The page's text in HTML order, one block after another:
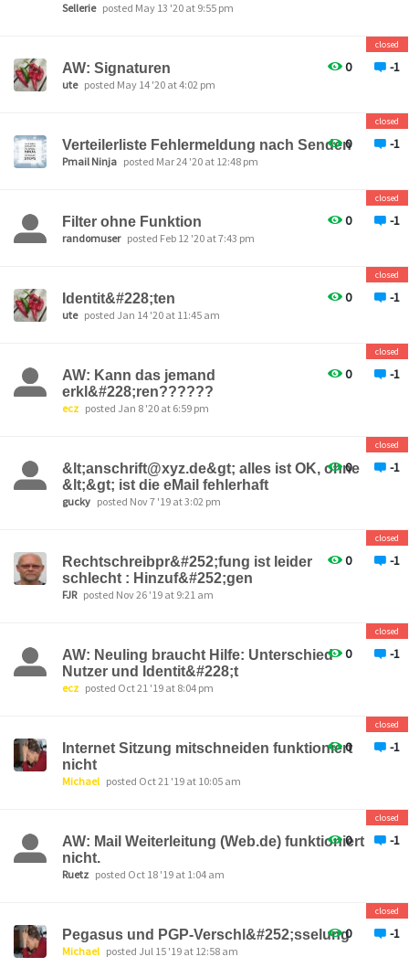
Sellerie posted May 13 '20 at 9:55 pm
0 -1
closed
AW: Signaturen
ute posted May 14 '20 at 4:02 pm
0 -1
closed
Verteilerliste Fehlermeldung nach Senden
Pmail Ninja posted Mar 24 '20 at 12:48 pm
0 -1
closed
Filter ohne Funktion
randomuser posted Feb 12 '20 at 7:43 pm
0 -1
closed
Identit&#228;ten
ute posted Jan 14 '20 at 11:45 am
0 -1
closed
AW: Kann das jemand
erkl&#228;ren??????
ecz posted Jan 8 '20 at 6:59 pm
0 -1
closed
&lt;anschrift@xyz.de&gt; alles ist OK, ohne
&lt;&gt; ist die eMail fehlerhaft
gucky posted Nov 7 '19 at 3:02 pm
0 -1
closed
Rechtschreibpr&#252;fung ist leider
schlecht : Hinzuf&#252;gen
FJR posted Nov 26 '19 at 9:21 am
0 -1
closed
AW: Neuling braucht Hilfe: Unterschied
Nutzer und Identit&#228;t
ecz posted Oct 21 '19 at 8:04 pm
0 -1
closed
Internet Sitzung mitschneiden funktioniert
nicht
Michael posted Oct 21 '19 at 10:05 am
0 -1
closed
AW: Mail Weiterleitung (Web.de) funktioniert
nicht.
Ruetz posted Oct 18 '19 at 1:04 am
0 -1
closed
Pegasus und PGP-Verschl&#252;sselung
Michael posted Jul 15 '19 at 12:58 am